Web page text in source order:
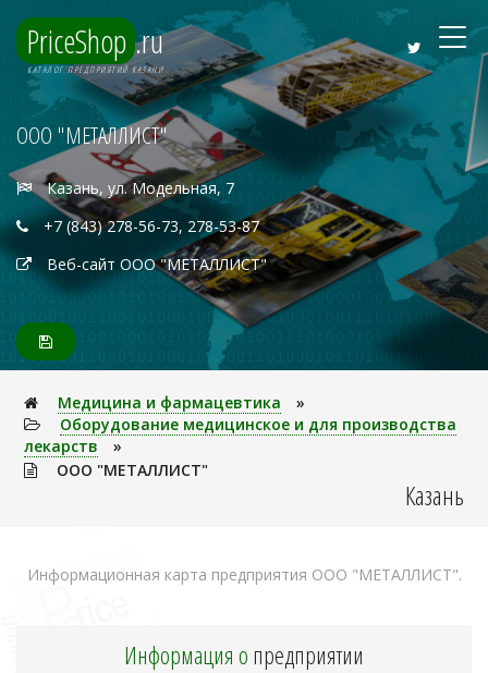
PriceShop .ru
КАТАЛОГ ПРЕДПРИЯТИЙ КАЗАНИ
ООО "МЕТАЛЛИСТ"
Казань, ул. Модельная, 7
+7 (843) 278-56-73, 278-53-87
Веб-сайт ООО "МЕТАЛЛИСТ"
Медицина и фармацевтика
»
Оборудование медицинское и для производства
лекарств
»
ООО "МЕТАЛЛИСТ"
Казань
Информационная карта предприятия ООО "МЕТАЛЛИСТ".
Информация опредприятии